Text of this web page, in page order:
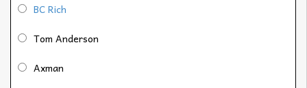
BC Rich
Tom Anderson
Axman